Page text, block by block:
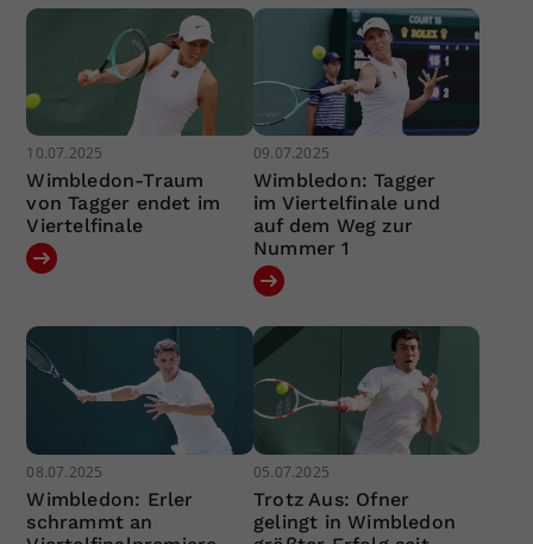
10.07.2025
Wimbledon-Traum
von Tagger endet im
Viertelfinale
09.07.2025
Wimbledon: Tagger
im Viertelfinale und
auf dem Weg zur
Nummer 1
08.07.2025
Wimbledon: Erler
schrammt an
05.07.2025
Trotz Aus: Ofner
gelingt in Wimbledon